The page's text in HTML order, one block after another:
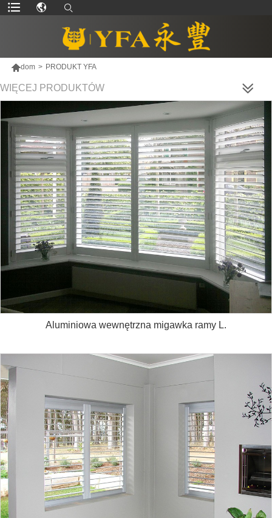
dom > PRODUKT YFA
WIĘCEJ PRODUKTÓW
Aluminiowa wewnętrzna migawka ramy L.